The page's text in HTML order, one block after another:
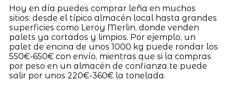
Hoy en día puedes comprar leña en muchos
sitios: desde el típico almacén local hasta grandes
superficies como Leroy Merlin, donde venden
palets ya cortados y limpios. Por ejemplo, un
palet de encina de unos 1000 kg puede rondar los
550€-650€ con envío, mientras que si la compras
por peso en un almacén de confianza te puede
salir por unos 220€-360€ la tonelada.